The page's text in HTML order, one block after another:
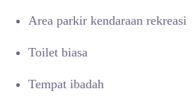
Area parkir kendaraan rekreasi
Toilet biasa
Tempat ibadah